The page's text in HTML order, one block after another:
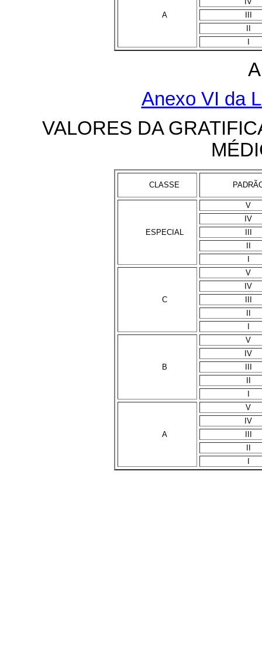
A
Anexo VI da
VALORES DA
CLASSE
ESPECIAL
V
IV
III
II
I
C
V
IV
III
II
I
B
V
IV
III
II
I
A
V
IV
III
II
I